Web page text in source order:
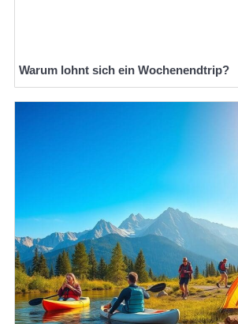
Warum lohnt sich ein Wochenendtrip?